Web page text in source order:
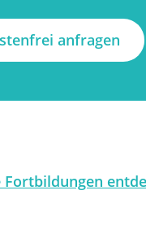
anfragen
Fortbildungen